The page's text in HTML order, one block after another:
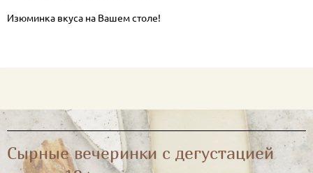
Изюминка вкуса на Вашем столе!
Сырные вечеринки с дегустацией